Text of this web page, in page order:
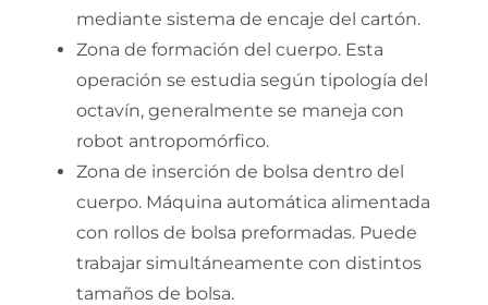
mediante sistema de encaje del cartón.
Zona de formación del cuerpo. Esta
operación se estudia según tipología del
octavín, generalmente se maneja con
robot antropomórfico.
Zona de inserción de bolsa dentro del
cuerpo. Máquina automática alimentada
con rollos de bolsa preformadas. Puede
trabajar simultáneamente con distintos
tamaños de bolsa.